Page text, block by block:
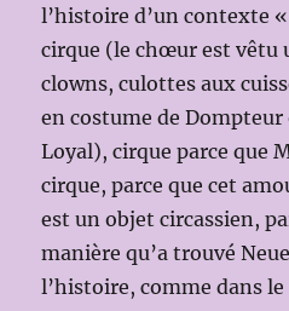
l’histoire d’un contexte
cirque (le chœur est vêtu
clowns, culottes aux
en costume de
Loyal), cirque parce que
cirque, parce que cet
est un objet circassien,
manière qu’a trouvé
l’histoire, comme dans